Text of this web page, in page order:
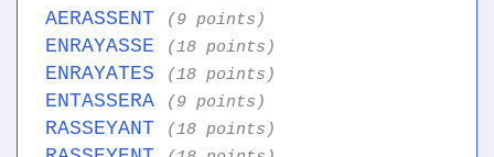
AERASSENT (9 points)
ENRAYASSE (18 points)
ENRAYATES (18 points)
ENTASSERA (9 points)
RASSEYANT (18 points)